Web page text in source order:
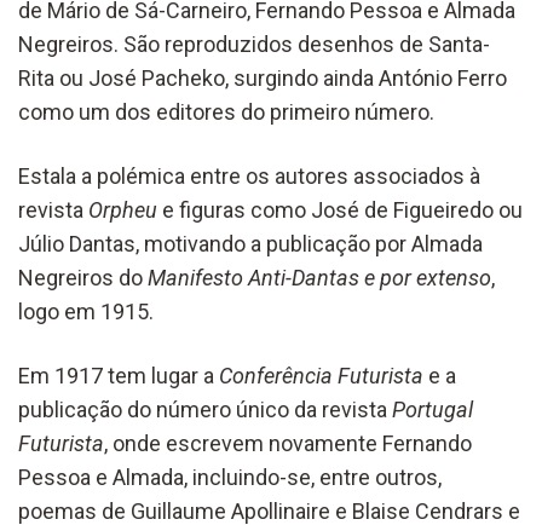
de Mário de Sá-Carneiro, Fernando Pessoa e Almada
Negreiros. São reproduzidos desenhos de Santa-
Rita ou José Pacheko, surgindo ainda António Ferro
como um dos editores do primeiro número.
Estala a polémica entre os autores associados à
revista Orpheu e figuras como José de Figueiredo ou
Júlio Dantas, motivando a publicação por Almada
Negreiros doManifesto Anti-Dantas e por extenso,
logo em 1915.
Em 1917 tem lugar a Conferência Futurista e a
publicação do número único da revista Portugal
Futurista, onde escrevem novamente Fernando
Pessoa e Almada, incluindo-se, entre outros,
poemas de Guillaume Apollinaire e Blaise Cendrars e